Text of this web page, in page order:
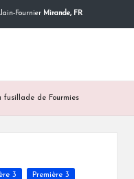
Fournier Mirande, FR
fusillade de Fourmies
3 Première 3